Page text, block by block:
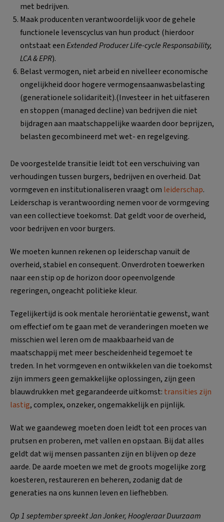
met bedrijven.
Maak producenten verantwoordelijk voor de gehele
functionele levenscyclus van hun product (hierdoor
ontstaat eenExtended Producer Life-cycle Responsability,
LCA & EPR).
Belast vermogen, niet arbeid en nivelleer economische
ongelijkheid door hogere vermogensaanwasbelasting
(generationele solidariteit).(Investeer in het uitfaseren
en stoppen (managed decline) van bedrijven die niet
bijdragen aan maatschappelijke waarden door beprijzen,
belasten gecombineerd met wet- en regelgeving.
De voorgestelde transitie leidt tot een verschuiving van
verhoudingen tussen burgers, bedrijven en overheid. Dat
vormgeven en institutionaliseren vraagt om leiderschap.
Leiderschap is verantwoording nemen voor de vormgeving
van een collectieve toekomst. Dat geldt voor de overheid,
voor bedrijven en voor burgers.
We moeten kunnen rekenen op leiderschap vanuit de
overheid, stabiel en consequent. Onverdroten toewerken
naar een stip op de horizon door opeenvolgende
regeringen, ongeacht politieke kleur.
Tegelijkertijd is ook mentale heroriëntatie gewenst, want
om effectief om te gaan met de veranderingen moeten we
misschien wel leren om de maakbaarheid van de
maatschappij met meer bescheidenheid tegemoet te
treden. In het vormgeven en ontwikkelen van die toekomst
zijn immers geen gemakkelijke oplossingen, zijn geen
blauwdrukken met gegarandeerde uitkomst: transities zijn
lastig, complex, onzeker, ongemakkelijk en pijnlijk.
Wat we gaandeweg moeten doen leidt tot een proces van
prutsen en proberen, met vallen en opstaan. Bij dat alles
geldt dat wij mensen passanten zijn en blijven op deze
aarde. De aarde moeten we met de groots mogelijke zorg
koesteren, restaureren en beheren, zodanig dat de
generaties na ons kunnen leven en liefhebben.
Op 1 september spreekt Jan Jonker, Hoogleraar Duurzaam